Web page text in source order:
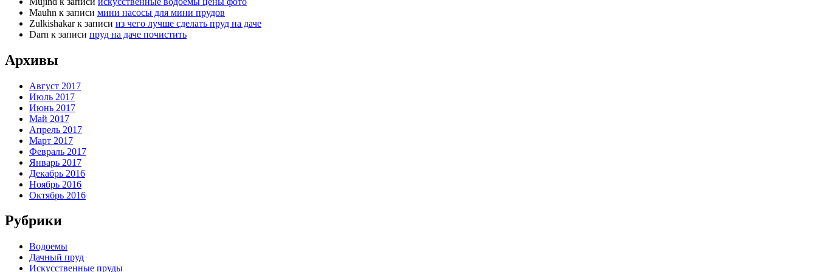
Mauhn к записи мини насосы для мини прудов
Zulkishakarк записи из чего лучше сделать пруд на даче
Darn к записи пруд на даче почистить
Архивы
Август 2017
Июль 2017
Июнь 2017
Май 2017
Апрель 2017
Март 2017
Февраль 2017
Январь 2017
Декабрь 2016
Ноябрь 2016
Октябрь 2016
Рубрики
Водоемы
Дачный пруд
Искусственные пруды